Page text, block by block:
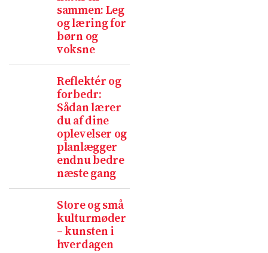
sammen: Leg
og læring for
børn og
voksne
Reflektér og
forbedr:
Sådan lærer
du af dine
oplevelser og
planlægger
endnu bedre
næste gang
Store og små
kulturmøder
– kunsten i
hverdagen